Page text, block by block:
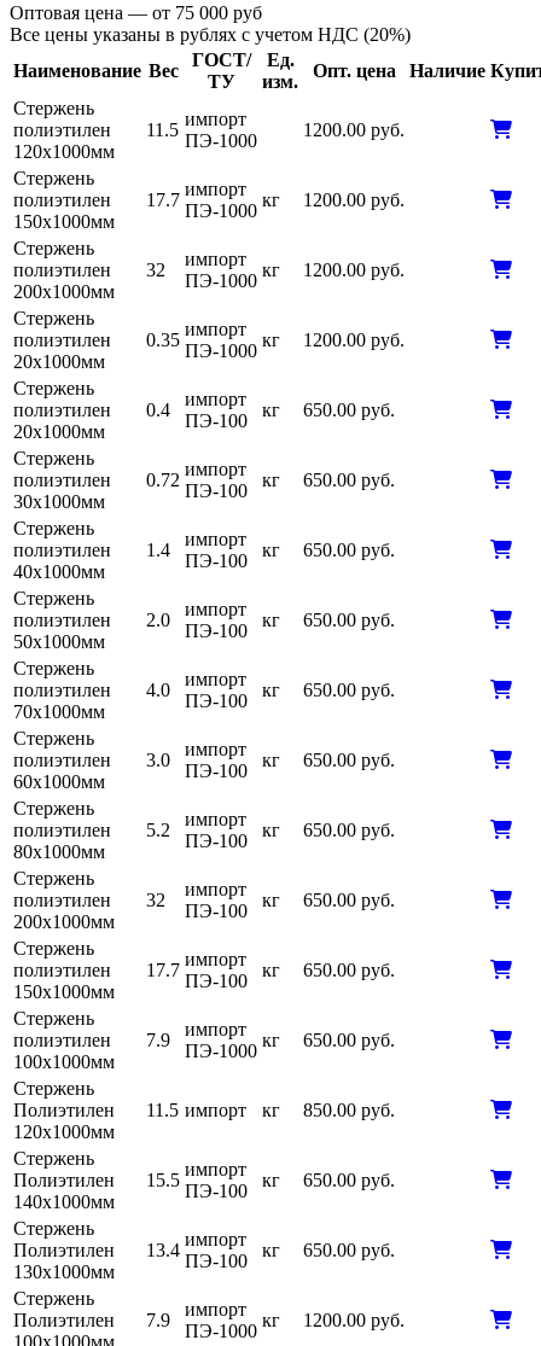
Оптовая цена — от 75 000 руб
Все цены указаны в рублях с учетом НДС (20%)
Наименование Вес
ГОСТ/
ТУ
Ед.
изм.
Опт. цена Наличие
Стержень
полиэтилен
120х1000мм
11.5
импорт
ПЭ-1000
1200.00 руб.
Стержень
полиэтилен
150х1000мм
17.7
импорт
ПЭ-1000
кг 1200.00 руб.
Стержень
полиэтилен
200х1000мм
32
импорт
ПЭ-1000
кг 1200.00 руб.
Стержень
полиэтилен
20х1000мм
0.35
импорт
ПЭ-1000
кг 1200.00 руб.
Стержень
полиэтилен
20х1000мм
0.4
импорт
ПЭ-100
кг 650.00 руб.
Стержень
полиэтилен
30х1000мм
0.72
импорт
ПЭ-100
кг 650.00 руб.
Стержень
полиэтилен
40х1000мм
1.4
импорт
ПЭ-100
кг 650.00 руб.
Стержень
полиэтилен
50х1000мм
2.0
импорт
ПЭ-100
кг 650.00 руб.
Стержень
полиэтилен
70х1000мм
4.0
импорт
ПЭ-100
кг 650.00 руб.
Стержень
полиэтилен
60х1000мм
3.0
импорт
ПЭ-100
кг 650.00 руб.
Стержень
полиэтилен
80х1000мм
5.2
импорт
ПЭ-100
кг 650.00 руб.
Стержень
полиэтилен
200х1000мм
32
импорт
ПЭ-100
кг 650.00 руб.
Стержень
полиэтилен
150х1000мм
17.7
импорт
ПЭ-100
кг 650.00 руб.
Стержень
полиэтилен
100х1000мм
7.9
импорт
ПЭ-1000
кг 650.00 руб.
Стержень
Полиэтилен
120х1000мм
11.5 импорт кг 850.00 руб.
Стержень
Полиэтилен
140х1000мм
15.5
импорт
ПЭ-100
кг 650.00 руб.
Стержень
Полиэтилен
130х1000мм
13.4
импорт
ПЭ-100
кг 650.00 руб.
Стержень
Полиэтилен
100х1000мм
7.9
импорт
ПЭ-1000
кг 1200.00 руб.